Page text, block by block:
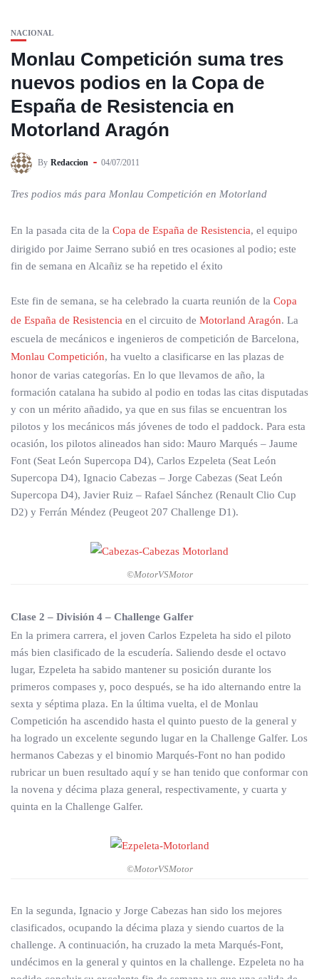
NACIONAL
Monlau Competición suma tres
nuevos podios en la Copa de
España de Resistencia en
Motorland Aragón
By Redaccion 04/07/2011
Tres podios más para Monlau Competición en Motorland
En la pasada cita de la Copa de España de Resistencia, el equipo
dirigido por Jaime Serrano subió en tres ocasiones al podio; este
fin de semana en Alcañiz se ha repetido el éxito
Este fin de semana, se ha celebrado la cuarta reunión de la Copa
de España de Resistencia en el circuito de Motorland Aragón. La
escuela de mecánicos e ingenieros de competición de Barcelona,
Monlau Competición, ha vuelto a clasificarse en las plazas de
honor de varias categorías. En lo que llevamos de año, la
formación catalana ha subido al podio en todas las citas disputadas
y con un mérito añadido, ya que en sus filas se encuentran los
pilotos y los mecánicos más jóvenes de todo el paddock. Para esta
ocasión, los pilotos alineados han sido: Mauro Marqués – Jaume
Font (Seat León Supercopa D4), Carlos Ezpeleta (Seat León
Supercopa D4), Ignacio Cabezas – Jorge Cabezas (Seat León
Supercopa D4), Javier Ruiz – Rafael Sánchez (Renault Clio Cup
D2) y Ferrán Méndez (Peugeot 207 Challenge D1).
©MotorVSMotor
Clase 2 – División 4 – Challenge Galfer
En la primera carrera, el joven Carlos Ezpeleta ha sido el piloto
más bien clasificado de la escudería. Saliendo desde el octavo
lugar, Ezpeleta ha sabido mantener su posición durante los
primeros compases y, poco después, se ha ido alternando entre la
sexta y séptima plaza. En la última vuelta, el de Monlau
Competición ha ascendido hasta el quinto puesto de la general y
ha logrado un excelente segundo lugar en la Challenge Galfer. Los
hermanos Cabezas y el binomio Marqués-Font no han podido
rubricar un buen resultado aquí y se han tenido que conformar con
la novena y décima plaza general, respectivamente, y cuarta y
quinta en la Challenge Galfer.
©MotorVSMotor
En la segunda, Ignacio y Jorge Cabezas han sido los mejores
clasificados, ocupando la décima plaza y siendo cuartos de la
challenge. A continuación, ha cruzado la meta Marqués-Font,
undécimos en la general y quintos en la challenge. Ezpeleta no ha